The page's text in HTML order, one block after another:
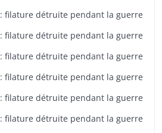
filature détruite pendant la guerre
filature détruite pendant la guerre
filature détruite pendant la guerre
filature détruite pendant la guerre
filature détruite pendant la guerre
filature détruite pendant la guerre